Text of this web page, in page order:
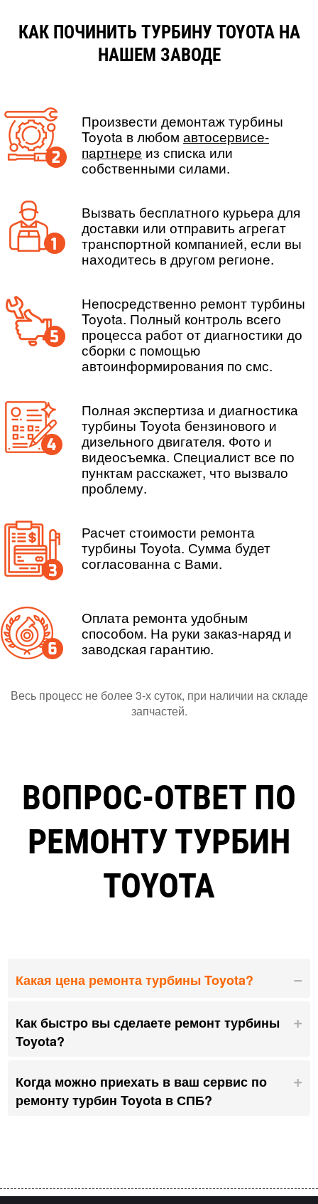
КАК ПОЧИНИТЬ ТУРБИНУ TOYOTA НА
НАШЕМ ЗАВОДЕ
Произвести демонтаж турбины
Toyota в любом автосервисе-
партнере из списка или
собственными силами.
Вызвать бесплатного курьера для
доставки или отправить агрегат
транспортной компанией, если вы
находитесь в другом регионе.
Непосредственно ремонт турбины
Toyota. Полный контроль всего
процесса работ от диагностики до
сборки с помощью
автоинформирования по смс.
Полная экспертиза и диагностика
турбины Toyota бензинового и
дизельного двигателя. Фото и
видеосъемка. Специалист все по
пунктам расскажет, что вызвало
проблему.
Расчет стоимости ремонта
турбины Toyota. Сумма будет
согласованна с Вами.
Оплата ремонта удобным
способом. На руки заказ-наряд и
заводская гарантию.
Весь процесс не более 3-х суток, при наличии на складе
запчастей.
ВОПРОС-ОТВЕТ ПО
РЕМОНТУ ТУРБИН
TOYOTA
Какая цена ремонта турбины Toyota?
Как быстро вы сделаете ремонт турбины
Toyota?
Когда можно приехать в ваш сервис по
ремонту турбин Toyota в СПБ?